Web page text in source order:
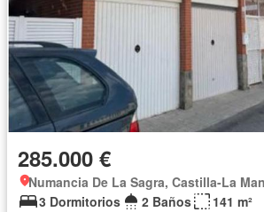
285.000 €
Numancia De La Sagra, Castilla-La
3 Dormitorios
2 Baños 141 m²